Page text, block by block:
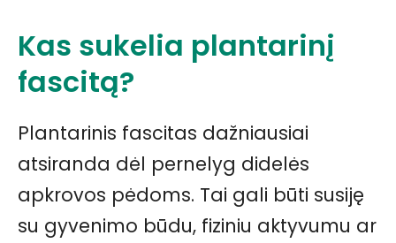
Kas sukelia plantarinį
fascitą?
Plantarinis fascitas dažniausiai
atsiranda dėl pernelyg didelės
apkrovos pėdoms. Tai gali būti susiję
su gyvenimo būdu, fiziniu aktyvumu ar